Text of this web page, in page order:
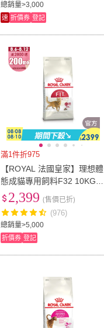
總銷量>3,000
速 折價券 登記
滿1件折975
【ROYAL 法國皇家】理想體
態成貓專用飼料F32 10KG
(貓乾糧 貓飼料)
總銷量>5,000
2,399 (售價已折)
(976)
折價券 登記